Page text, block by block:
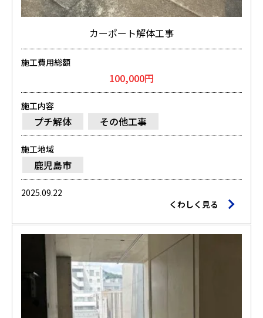
カーポート解体工事
施工費用総額
100,000円
施工内容
プチ解体 その他工事
施工地域
鹿児島市
2025.09.22
くわしく見る